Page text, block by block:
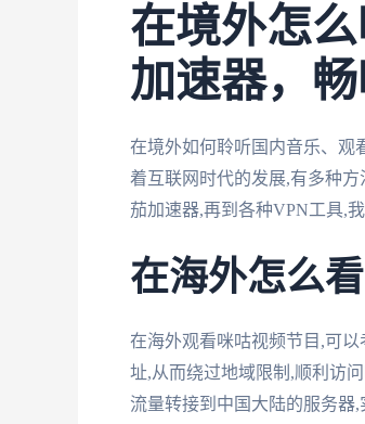
在境外怎
加速器，
在境外如何聆听国内音乐、观
着互联网时代的发展,有多种
茄加速器,再到各种VPN工具,
在海外怎么
在海外观看咪咕视频节目,可
址,从而绕过地域限制,顺利访
流量转接到中国大陆的服务器